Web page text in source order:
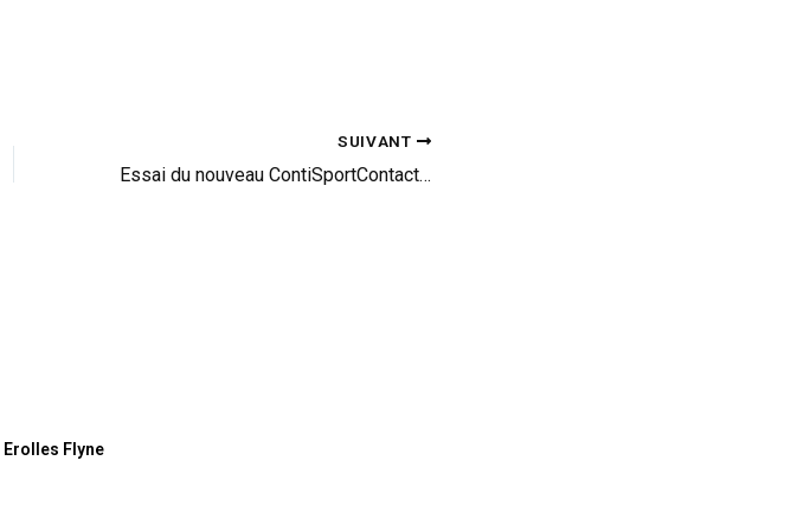
SUIVANT
Essai du nouveau ContiSportContact 5P : caméra embarquée EVO en Porsche 911 Carrera S (1/2)
Erolles Flyne